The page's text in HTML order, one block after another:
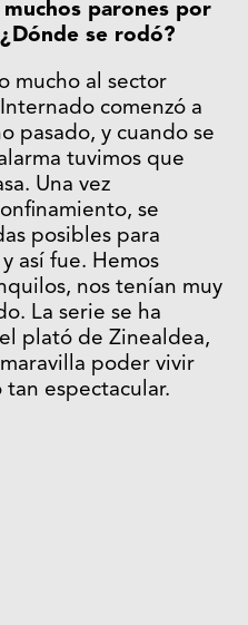
parones por
se rodó?
mucho al sector
comenzó a
pasado, y cuando se
tuvimos que
Una vez
se
posibles para
así fue. Hemos
nos tenían muy
La serie se ha
plató de Zinealdea,
poder vivir
espectacular.